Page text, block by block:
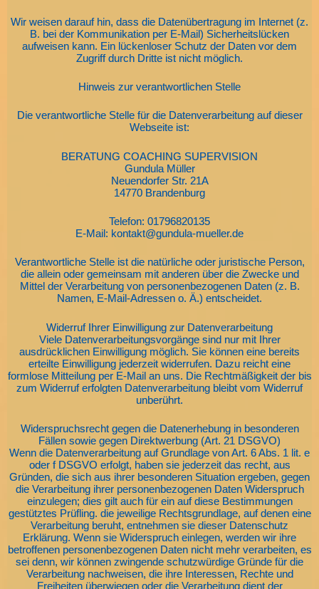
Wir weisen darauf hin, dass die Datenübertragung im Internet (z.
B. bei der Kommunikation per E-Mail) Sicherheitslücken
aufweisen kann. Ein lückenloser Schutz der Daten vor dem
Zugriff durch Dritte ist nicht möglich.
Hinweis zur verantwortlichen Stelle
Die verantwortliche Stelle für die Datenverarbeitung auf dieser
Webseite ist:
BERATUNG COACHING SUPERVISION
Gundula Müller
Neuendorfer Str. 21A
14770 Brandenburg
Telefon: 01796820135
E-Mail: kontakt@gundula-mueller.de
Verantwortliche Stelle ist die natürliche oder juristische Person,
die allein oder gemeinsam mit anderen über die Zwecke und
Mittel der Verarbeitung von personenbezogenen Daten (z. B.
Namen, E-Mail-Adressen o. Ä.) entscheidet.
Widerruf Ihrer Einwilligung zur Datenverarbeitung
Viele Datenverarbeitungsvorgänge sind nur mit Ihrer
ausdrücklichen Einwilligung möglich. Sie können eine bereits
erteilte Einwilligung jederzeit widerrufen. Dazu reicht eine
formlose Mitteilung per E-Mail an uns. Die Rechtmäßigkeit der bis
zum Widerruf erfolgten Datenverarbeitung bleibt vom Widerruf
unberührt.
Widerspruchsrecht gegen die Datenerhebung in besonderen
Fällen sowie gegen Direktwerbung (Art. 21 DSGVO)
Wenn die Datenverarbeitung auf Grundlage von Art. 6 Abs. 1 lit. e
oder f DSGVO erfolgt, haben sie jederzeit das recht, aus
Gründen, die sich aus ihrer besonderen Situation ergeben, gegen
die Verarbeitung ihrer personenbezogenen Daten Widerspruch
einzulegen; dies gilt auch für ein auf diese Bestimmungen
gestütztes Prüfling. die jeweilige Rechtsgrundlage, auf denen eine
Verarbeitung beruht, entnehmen sie dieser Datenschutz
Erklärung. Wenn sie Widerspruch einlegen, werden wir ihre
betroffenen personenbezogenen Daten nicht mehr verarbeiten, es
sei denn, wir können zwingende schutzwürdige Gründe für die
Verarbeitung nachweisen, die ihre Interessen, Rechte und
Freiheiten überwiegen oder die Verarbeitung dient der